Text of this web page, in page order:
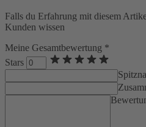
Falls du Erfahrung mit diesem
Kunden wissen
Meine Gesamtbewertung *
Stars